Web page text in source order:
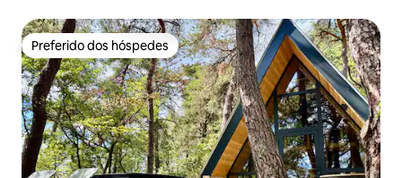
Preferido dos hóspedes
Preferido dos hóspedes